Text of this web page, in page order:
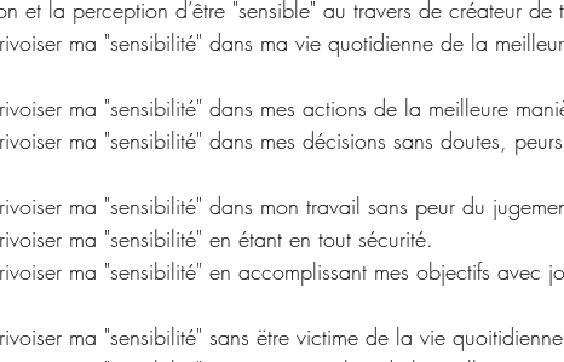
et la perception d’être "sensible" au travers de créateur de
ma "sensibilité" dans ma vie quotidienne de la
ma "sensibilité" dans mes actions de la meilleure
ma "sensibilité" dans mes décisions sans doutes,
ma "sensibilité" dans mon travail sans peur du
ma "sensibilité" en étant en tout sécurité.
ma "sensibilité" en accomplissant mes objectifs avec
ma "sensibilité" sans ëtre victime de la vie